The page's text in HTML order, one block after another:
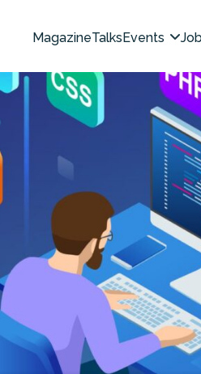
MagazineTalksEvents